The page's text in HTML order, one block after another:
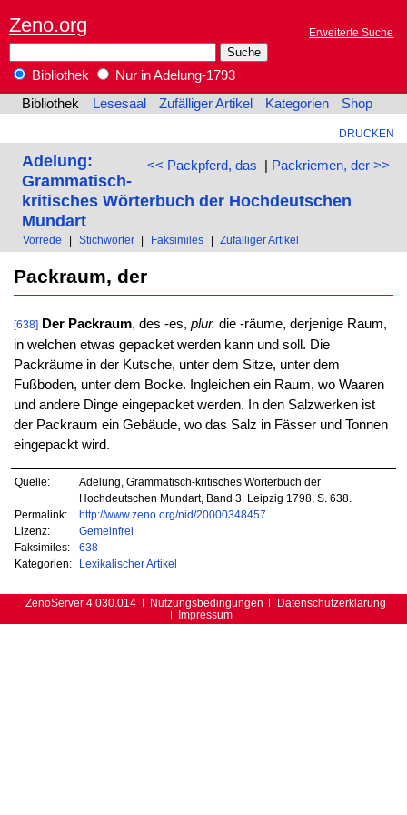
Zeno.org Erweiterte Suche
Bibliothek
Nur in Adelung-1793
Bibliothek
Lesesaal Zufälliger Artikel Kategorien Shop
DRUCKEN
<< Packpferd, das | Packriemen, der >>
Adelung:
Grammatisch-
kritisches Wörterbuch der Hochdeutschen
Mundart
Vorrede Stichwörter Faksimiles Zufälliger Artikel
Packraum, der
[638] Der Packraum, des -es, plur. die -räume, derjenige Raum,
in welchen etwas gepacket werden kann und soll. Die
Packräume in der Kutsche, unter dem Sitze, unter dem
Fußboden, unter dem Bocke. Ingleichen ein Raum, wo Waaren
und andere Dinge eingepacket werden. In den Salzwerken ist
der Packraum ein Gebäude, wo das Salz in Fässer und Tonnen
eingepackt wird.
Quelle:
Adelung, Grammatisch-kritisches Wörterbuch der
Hochdeutschen Mundart, Band 3. Leipzig 1798, S. 638.
Permalink:
http://www.zeno.org/nid/20000348457
Lizenz:
Gemeinfrei
Faksimiles:
638
Kategorien:
Lexikalischer Artikel
ZenoServer 4.030.014 Nutzungsbedingungen
Datenschutzerklärung
Impressum